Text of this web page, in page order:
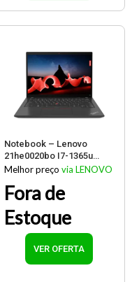
Notebook – Lenovo
21he0020bo I7-1365u
3.90ghz 16gb 512gb Ssd
Windows 11 Pro Thinkpad
T14 G4 14″ Polegadas
Melhor preço via LENOVO
Fora de
Estoque
VER OFERTA